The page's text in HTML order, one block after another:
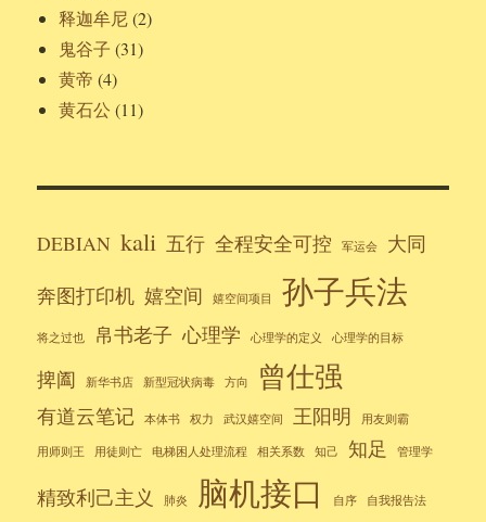
释迦牟尼(2)
鬼谷子 (31)
黄帝 (4)
黄石公 (11)
DEBIAN kali 五行 全程安全可控 军运会
大同
奔图打印机 嬉空间 嬉空间项目 孙子兵法
将之过也 帛书老子 心理学 心理学的定义 心理学的目标
捭阖 新华书店 新型冠状病毒 方向 曾仕强
有道云笔记 本体书 权力 武汉嬉空间 王阳明 用友则霸
用师则王 用徒则亡 电梯困人处理流程 相关系数 知己 知足 管理学
精致利己主义 肺炎 脑机接口 自序 自我报告法